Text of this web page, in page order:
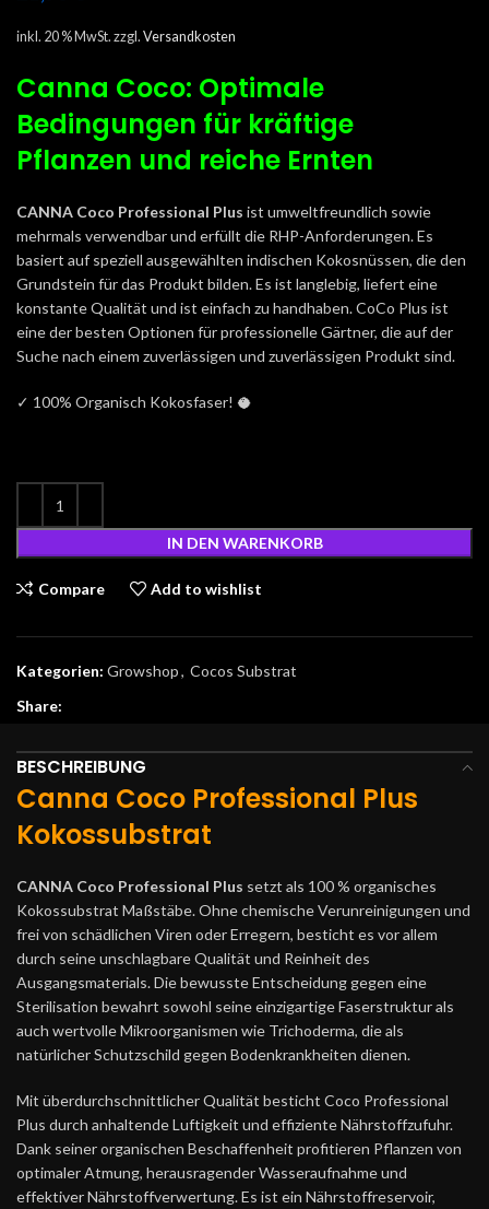
inkl. 20 % MwSt. zzgl. Versandkosten
Canna Coco: Optimale
Bedingungen für kräftige
Pflanzen und reiche Ernten
CANNA Coco Professional Plus ist umweltfreundlich sowie
mehrmals verwendbar und erfüllt die RHP-Anforderungen. Es
basiert auf speziell ausgewählten indischen Kokosnüssen, die den
Grundstein für das Produkt bilden. Es ist langlebig, liefert eine
konstante Qualität und ist einfach zu handhaben. CoCo Plus ist
eine der besten Optionen für professionelle Gärtner, die auf der
Suche nach einem zuverlässigen und zuverlässigen Produkt sind.
✓ 100% Organisch Kokosfaser! 🥥
IN DEN WARENKORB
Compare Add to wishlist
Kategorien: Growshop, Cocos Substrat
Share:
BESCHREIBUNG
Canna Coco Professional Plus
Kokossubstrat
CANNA Coco Professional Plus setzt als 100 % organisches
Kokossubstrat Maßstäbe. Ohne chemische Verunreinigungen und
frei von schädlichen Viren oder Erregern, besticht es vor allem
durch seine unschlagbare Qualität und Reinheit des
Ausgangsmaterials. Die bewusste Entscheidung gegen eine
Sterilisation bewahrt sowohl seine einzigartige Faserstruktur als
auch wertvolle Mikroorganismen wie Trichoderma, die als
natürlicher Schutzschild gegen Bodenkrankheiten dienen.
Mit überdurchschnittlicher Qualität besticht Coco Professional
Plus durch anhaltende Luftigkeit und effiziente Nährstoffzufuhr.
Dank seiner organischen Beschaffenheit profitieren Pflanzen von
optimaler Atmung, herausragender Wasseraufnahme und
effektiver Nährstoffverwertung. Es ist ein Nährstoffreservoir,